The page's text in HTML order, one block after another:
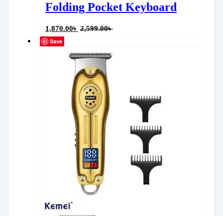
Folding Pocket Keyboard
1,870.00৳ 2,599.00৳
Save